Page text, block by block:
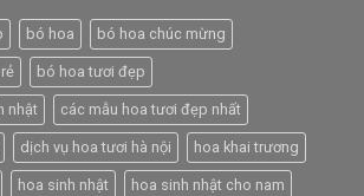
bó hoa bó hoa chúc mừng
bó hoa tươi đẹp
nhật các mẫu hoa tươi đẹp nhất
dịch vụ hoa tươi hà nội hoa khai trương
hoa sinh nhật hoa sinh nhật cho nam